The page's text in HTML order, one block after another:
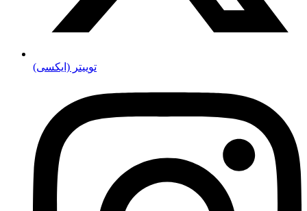
توییتر (ایکسی)